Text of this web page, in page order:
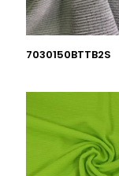
7030150BTTB2S